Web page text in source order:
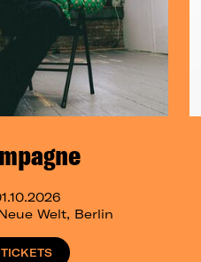
Welt, Berlin
TICKETS